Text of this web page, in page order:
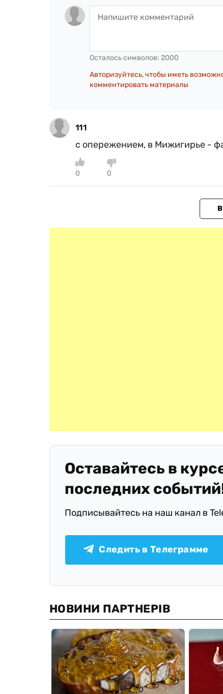
Осталось символов: 2000
Авторизуйтесь, чтобы иметь
комментировать материалы
111
с опережением, в Мижигирье -
0 0
Оставайтесь в
последних
Подписывайтесь на наш канал в
Следить в Телеграмме